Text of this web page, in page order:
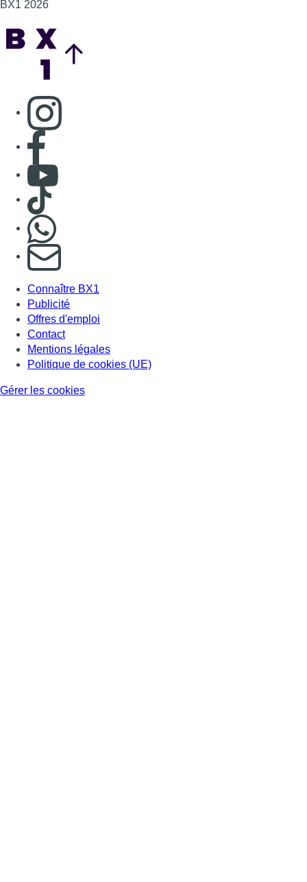
BX1 2026
Consulter page Instagram
Consulter page Facebook
Consulter Youtube
Consulter TikTok
S'abonner à notre newsletter
Connaître BX1
Publicité
Offres d'emploi
Contact
Mentions légales
Politique de cookies (UE)
Gérer les cookies